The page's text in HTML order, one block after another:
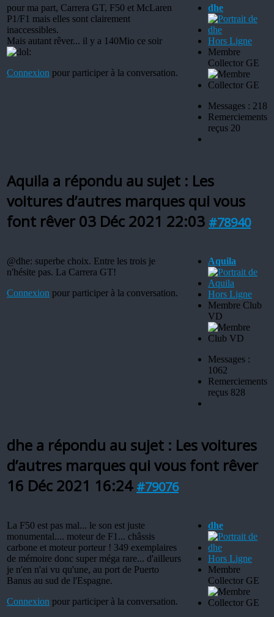
pour ma part, Carrera GT, F50 et McLaren
P1/F1 mais elles sont clairement
inaccessibles.
Mais autant rêver... il y a 140Mio ce soir
Connexion pour participer à la conversation.
dhe
Hors Ligne
Membre
Collector GE
Messages : 218
Remerciements
reçus 20
Aquila a répondu au sujet : Les
voitures d’autres marques qui vous
font rêver03 Déc 2021 22:03 #78940
@dhe: superbe choix. Entre les trois je
n'hésite pas. La Carrera GT!
Connexion pour participer à la conversation.
Aquila
Hors Ligne
Membre Club
VD
Messages :
1062
Remerciements
reçus 828
dhe a répondu au sujet : Les voitures
d’autres marques qui vous font rêver
16 Déc 2021 16:24 #79076
La F50 est pas mal... le son est juste
monumental.... moteur de F1... châssis
carbone et moteur porteur ! 349 exemplaires
de mémoire donc super méga rare... d'ailleurs
je n'en n'ai vu qu'une, au port de Puerto
Banus au sud de l'Espagne.
Connexion pour participer à la conversation.
dhe
Hors Ligne
Membre
Collector GE